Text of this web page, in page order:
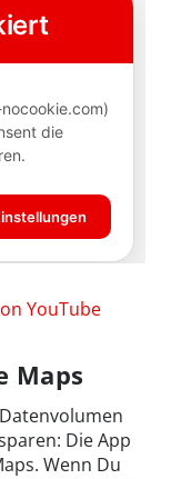
YouTube
Maps
Die App
Wenn Du